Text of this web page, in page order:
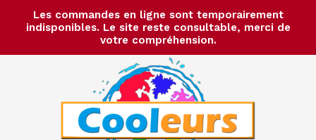
Les commandes en ligne sont temporairement
indisponibles. Le site reste consultable, merci de
votre compréhension.